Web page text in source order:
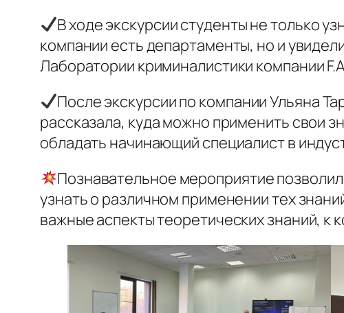
В ходе экскурсии студенты не только
компании есть департаменты, но и
Лаборатории криминалистики компании
После экскурсии по компании Ульяна
рассказала, куда можно применить свои
обладать начинающий специалист в
Познавательное мероприятие
узнать о различном применении тех
важные аспекты теоретических знаний, к